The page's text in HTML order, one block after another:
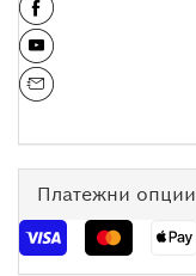
Платежни опции